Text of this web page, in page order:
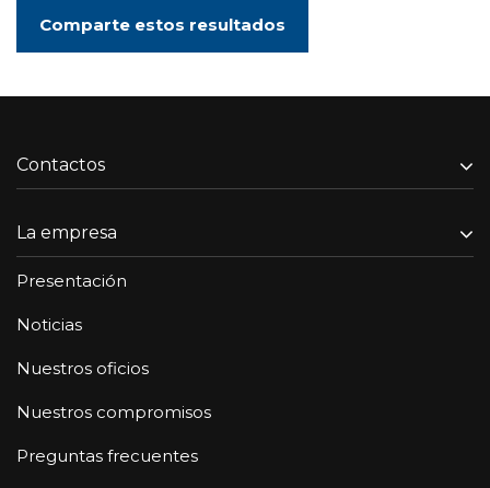
Comparte estos resultados
Contactos
La empresa
Presentación
Noticias
Nuestros oficios
Nuestros compromisos
Preguntas frecuentes